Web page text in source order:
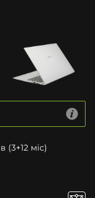
(3+12 міс)